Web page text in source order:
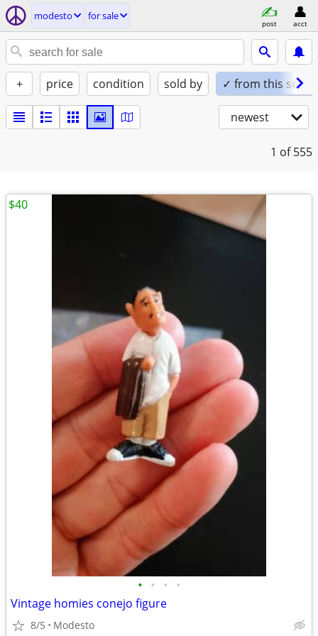
modesto for sale
post acct
+ price condition sold by ✓ from this seller
newest
1 of 555
• • • •
Vintage homies conejo figure
8/5 Modesto
$40